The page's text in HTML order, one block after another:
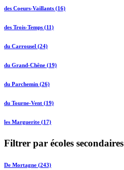
des Coeurs-Vaillants (16)
des Trois-Temps (11)
du Carrousel (24)
du Grand-Chêne (19)
du Parchemin (26)
du Tourne-Vent (19)
les Marguerite (17)
Filtrer par écoles secondaires
De Mortagne (243)